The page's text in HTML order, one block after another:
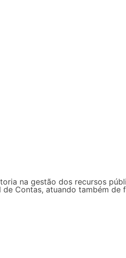
na gestão dos recursos
Contas, atuando também de